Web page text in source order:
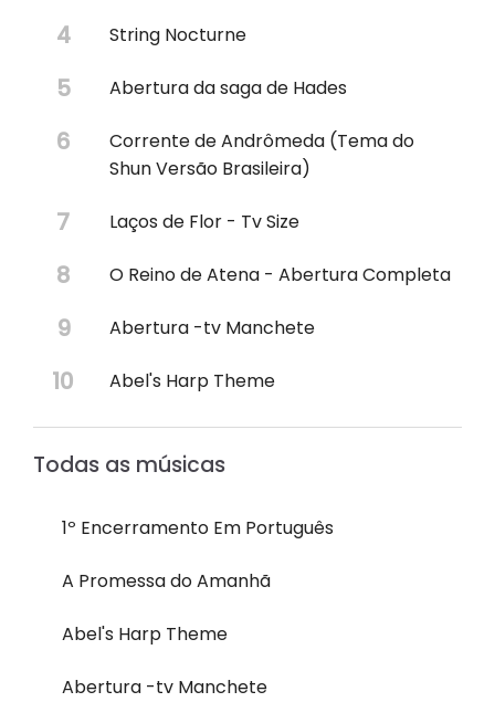
String Nocturne
Abertura da saga de Hades
Corrente de Andrômeda (Tema do
Shun Versão Brasileira)
Laços de Flor - Tv Size
O Reino de Atena - Abertura Completa
Abertura -tv Manchete
Abel's Harp Theme
Todas as músicas
1º Encerramento Em Português
A Promessa do Amanhã
Abel's Harp Theme
Abertura -tv Manchete